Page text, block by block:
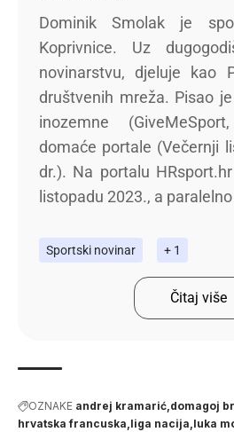
Dominik Smolak je
Koprivnice. Uz
novinarstvu, djeluje kao
društvenih mreža. Pisao
inozemne
domaće portale (Večernji
dr.). Na portalu
listopadu 2023., a
Sportski novinar + 1
Čitaj više
OZNAKE andrej kramarić domagoj
hrvatska francuska liga nacija luka